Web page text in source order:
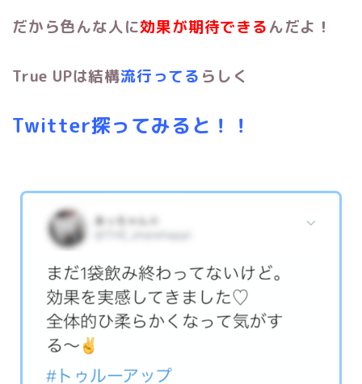
だから色んな人に効果が期待できるんだよ！
True UPは結構流行ってる らしく
Twitter探ってみると！！